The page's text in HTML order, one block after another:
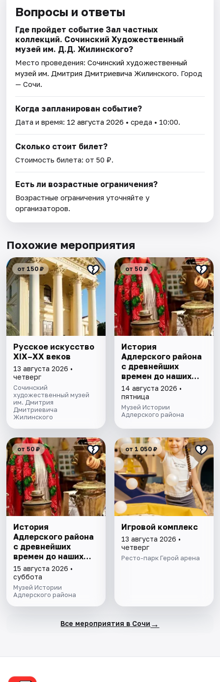
Вопросы и ответы
Где пройдет событие Зал частных
коллекций. Сочинский Художественный
музей им. Д.Д. Жилинского?
Место проведения:Сочинский художественный
музей им. Дмитрия Дмитриевича Жилинского. Город
— Сочи.
Когда запланирован событие?
Дата и время: 12 августа 2026 • среда • 10:00.
Сколько стоит билет?
Стоимость билета: от 50 ₽.
Есть ли возрастные ограничения?
Возрастные ограничения уточняйте у
организаторов.
Похожие мероприятия
от 150 ₽
Русское искусство
XIX–XX веков
13 августа 2026 •
четверг
Сочинский
художественный музей
им. Дмитрия
Дмитриевича
Жилинского
от 50 ₽
История
Адлерского района
с древнейших
времен до наших
дней. Экскурсия
14 августа 2026 •
пятница
Музей Истории
Адлерского района
от 50 ₽
История
Адлерского района
с древнейших
времен до наших
дней. Экскурсия
15 августа 2026 •
суббота
Музей Истории
Адлерского района
от 1 050 ₽
Игровой комплекс
13 августа 2026 •
четверг
Ресто-парк Герой арена
Все мероприятия в Сочи →